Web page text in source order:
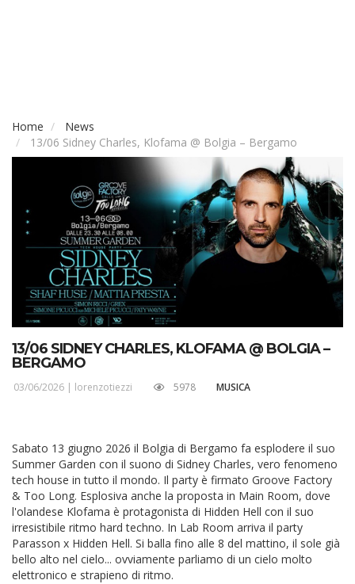
Home
News
13/06 Sidney Charles, Klofama @ Bolgia – Bergamo
13/06 SIDNEY CHARLES, KLOFAMA @ BOLGIA –
BERGAMO
03/06/2026 | lorenzotiezzi 5978 MUSICA
Sabato 13 giugno 2026 il Bolgia di Bergamo fa esplodere il suo
Summer Garden con il suono di Sidney Charles, vero fenomeno
tech house in tutto il mondo. Il party è firmato Groove Factory
& Too Long. Esplosiva anche la proposta in Main Room, dove
l'olandese Klofama è protagonista di Hidden Hell con il suo
irresistibile ritmo hard techno. In Lab Room arriva il party
Parasson x Hidden Hell. Si balla fino alle 8 del mattino, il sole già
bello alto nel cielo... ovviamente parliamo di un cielo molto
elettronico e strapieno di ritmo.